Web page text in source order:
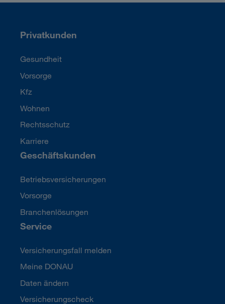
Privatkunden
Gesundheit
Vorsorge
Kfz
Wohnen
Rechtsschutz
Karriere
Geschäftskunden
Betriebsversicherungen
Vorsorge
Branchenlösungen
Service
Versicherungsfall melden
Meine DONAU
Daten ändern
Versicherungscheck